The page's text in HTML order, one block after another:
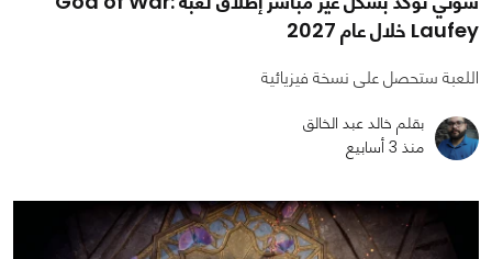
Laufey خلال عام 2027
اللعبة ستحصل على نسخة فيزيائية
بقلم خالد عبد الخالق
منذ 3 أسابيع